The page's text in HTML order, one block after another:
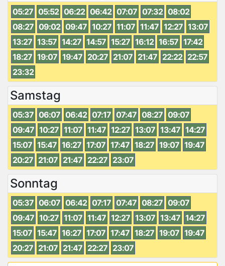
05:27 05:52 06:22 06:42 07:07 07:32 08:02
08:27 09:02 09:47 10:27 11:07 11:47 12:27 13:07
13:27 13:57 14:27 14:57 15:27 16:12 16:57 17:42
18:27 19:07 19:47 20:27 21:07 21:47 22:22 22:57
23:32
Samstag
05:37 06:07 06:42 07:17 07:47 08:27 09:07
09:47 10:27 11:07 11:47 12:27 13:07 13:47 14:27
15:07 15:47 16:27 17:07 17:47 18:27 19:07 19:47
20:27 21:07 21:47 22:27 23:07
Sonntag
05:37 06:07 06:42 07:17 07:47 08:27 09:07
09:47 10:27 11:07 11:47 12:27 13:07 13:47 14:27
15:07 15:47 16:27 17:07 17:47 18:27 19:07 19:47
20:27 21:07 21:47 22:27 23:07